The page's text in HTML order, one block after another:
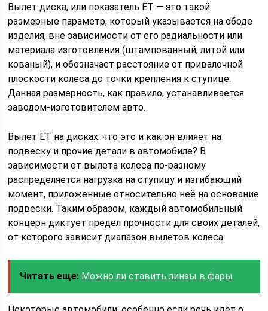
Вылет диска, или показатель ET — это такой
размерные параметр, который указывается на ободе
изделия, вне зависимости от его радиальности или
материала изготовления (штампованный, литой или
кованый), и обозначает расстояние от привалочной
плоскости колеса до точки крепления к ступице.
Данная размерность, как правило, устанавливается
заводом-изготовителем авто.
Вылет ЕТ на дисках: что это и как он влияет на
подвеску и прочие детали в автомобиле? В
зависимости от вылета колеса по-разному
распределяется нагрузка на ступицу и изгибающий
момент, приложенные относительно неё на основание
подвески. Таким образом, каждый автомобильный
концерн диктует предел прочности для своих деталей,
от которого зависит диапазон вылетов колеса.
Читать еще: Можно ли ставить линзы в фары